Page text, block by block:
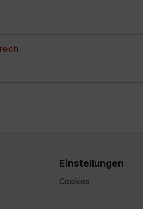
Einstellungen
Cookies